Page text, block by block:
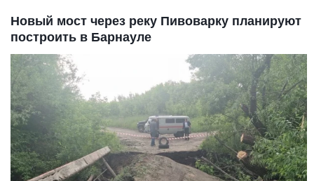
Новый мост через реку Пивоварку планируют
построить в Барнауле